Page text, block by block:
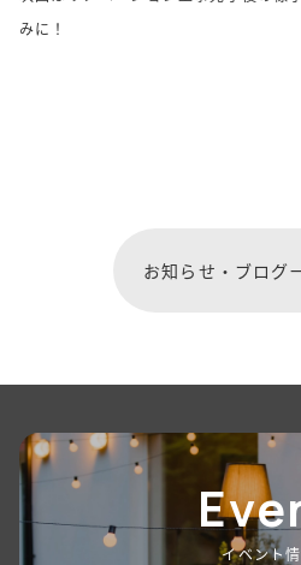
みに！
お知らせ・ブログ
イベント